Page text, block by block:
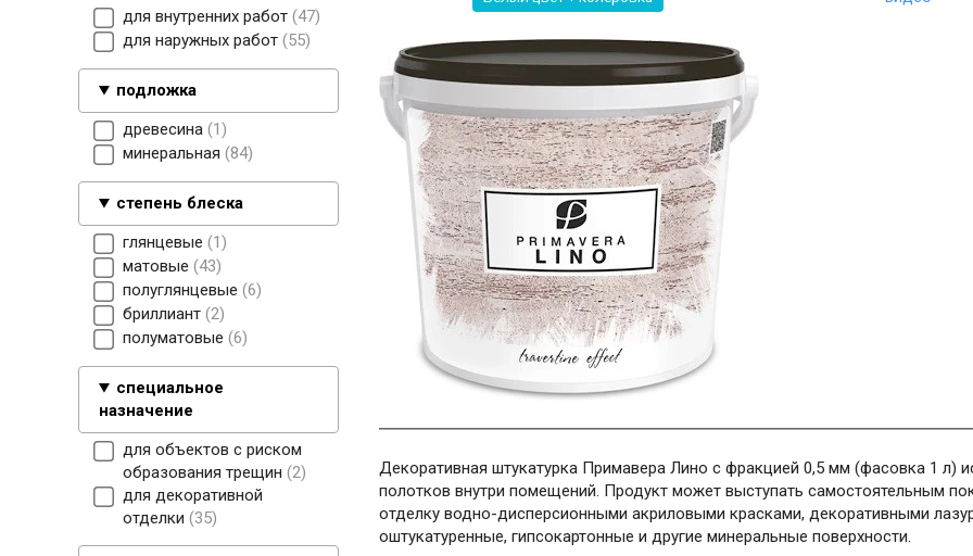
для внутренних работ 47
для наружных работ 55
подложка
древесина 1
минеральная 84
степень блеска
глянцевые
1
матовые 43
полуглянцевые 6
бриллиант 2
полуматовые 6
специальное
назначение
для объектов с риском
образования трещин 2
для декоративной
отделки
35
Декоративная штукатурка Примавера Лино с фракцией 0,5 мм (фасовка 1 л)
полотков внутри помещений. Продукт может выступать самостоятельным
отделку водно-дисперсионными акриловыми красками, декоративными
оштукатуренные, гипсокартонные и другие минеральные поверхности.